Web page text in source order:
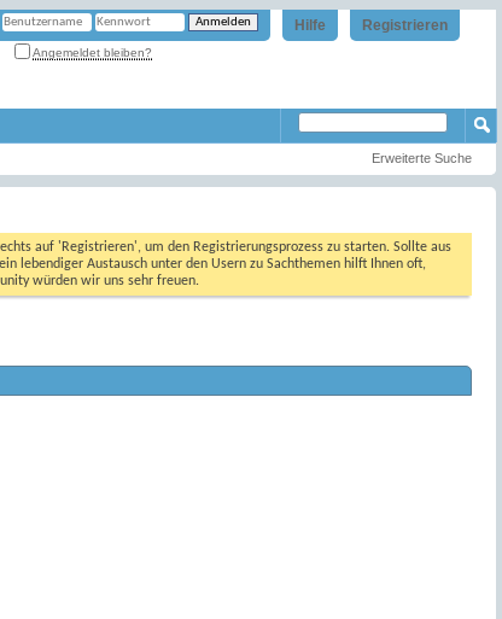
Registrieren
Hilfe
Angemeldet bleiben?
Erweiterte Suche
auf 'Registrieren', um den Registrierungsprozess zu starten. Sollte aus
lebendiger Austausch unter den Usern zu Sachthemen hilft Ihnen oft,
würden wir uns sehr freuen.